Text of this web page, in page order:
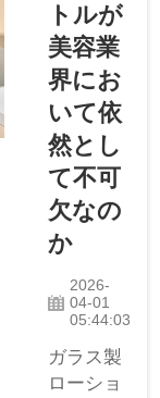
トルが
美容業
界にお
いて依
然とし
て不可
欠なの
か
2026-
04-01
05:44:03
ガラス製
ローショ